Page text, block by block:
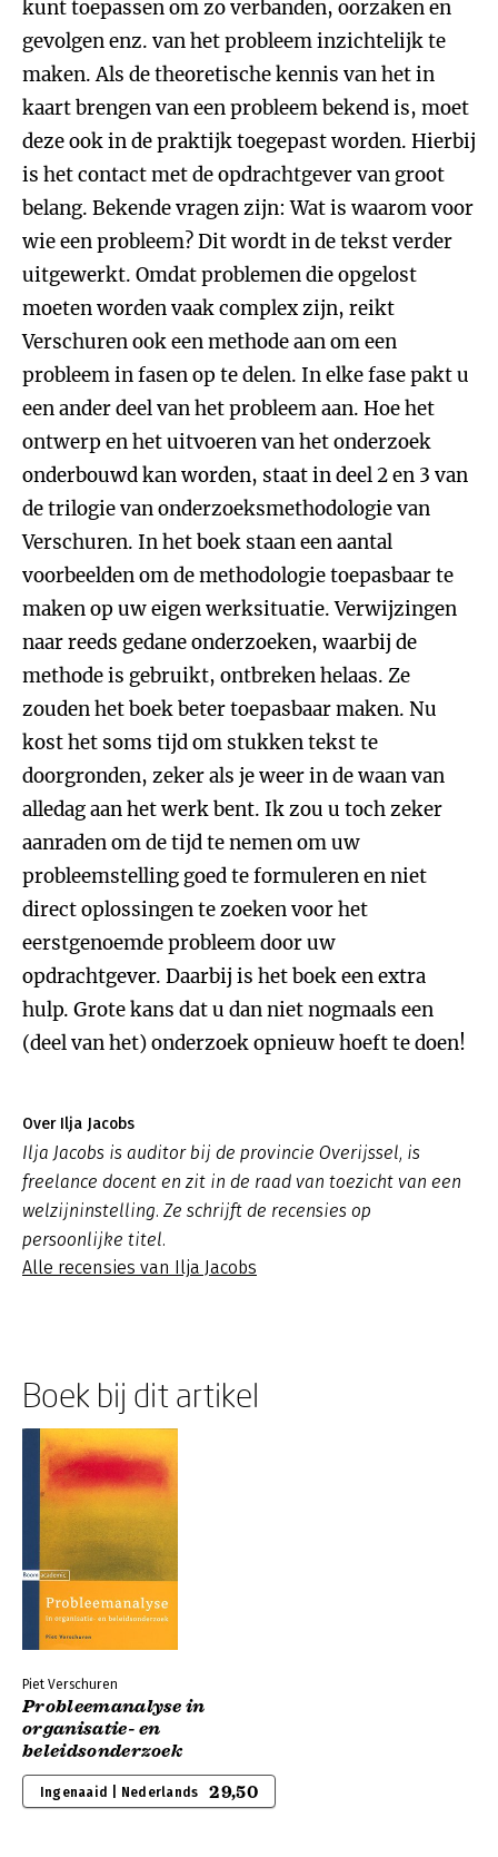
kunt toepassen om zo verbanden, oorzaken en
gevolgen enz. van het probleem inzichtelijk te
maken. Als de theoretische kennis van het in
kaart brengen van een probleem bekend is, moet
deze ook in de praktijk toegepast worden. Hierbij
is het contact met de opdrachtgever van groot
belang. Bekende vragen zijn: Wat is waarom voor
wie een probleem? Dit wordt in de tekst verder
uitgewerkt. Omdat problemen die opgelost
moeten worden vaak complex zijn, reikt
Verschuren ook een methode aan om een
probleem in fasen op te delen. In elke fase pakt u
een ander deel van het probleem aan. Hoe het
ontwerp en het uitvoeren van het onderzoek
onderbouwd kan worden, staat in deel 2 en 3 van
de trilogie van onderzoeksmethodologie van
Verschuren. In het boek staan een aantal
voorbeelden om de methodologie toepasbaar te
maken op uw eigen werksituatie. Verwijzingen
naar reeds gedane onderzoeken, waarbij de
methode is gebruikt, ontbreken helaas. Ze
zouden het boek beter toepasbaar maken. Nu
kost het soms tijd om stukken tekst te
doorgronden, zeker als je weer in de waan van
alledag aan het werk bent. Ik zou u toch zeker
aanraden om de tijd te nemen om uw
probleemstelling goed te formuleren en niet
direct oplossingen te zoeken voor het
eerstgenoemde probleem door uw
opdrachtgever. Daarbij is het boek een extra
hulp. Grote kans dat u dan niet nogmaals een
(deel van het) onderzoek opnieuw hoeft te doen!
Over Ilja Jacobs
Ilja Jacobs is auditor bij de provincie Overijssel, is
freelance docent en zit in de raad van toezicht van een
welzijninstelling. Ze schrijft de recensies op
persoonlijke titel.
Alle recensies van Ilja Jacobs
Boek bij dit artikel
Piet Verschuren
Probleemanalyse in
organisatie- en
beleidsonderzoek
Ingenaaid | Nederlands 29,50